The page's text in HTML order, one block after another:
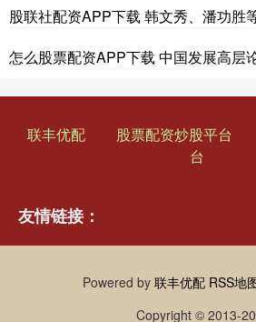
股联社配资APP下载 韩文秀、潘功胜
怎么股票配资APP下载 中国发展高层
联丰优配 股票配资炒股平台
台
友情链接：
Powered by 联丰优配 RSS地
Copyright © 2013-